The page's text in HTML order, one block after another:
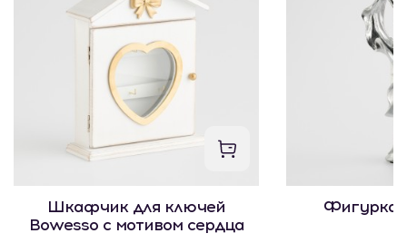
Шкафчик для ключей
Bowesso с мотивом сердца
Фигурка